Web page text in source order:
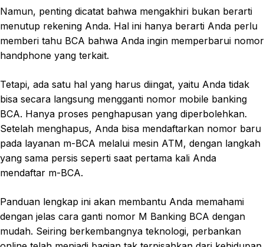
Namun, penting dicatat bahwa mengakhiri bukan berarti
menutup rekening Anda. Hal ini hanya berarti Anda perlu
memberi tahu BCA bahwa Anda ingin memperbarui nomor
handphone yang terkait.
Tetapi, ada satu hal yang harus diingat, yaitu Anda tidak
bisa secara langsung mengganti nomor mobile banking
BCA. Hanya proses penghapusan yang diperbolehkan.
Setelah menghapus, Anda bisa mendaftarkan nomor baru
pada layanan m-BCA melalui mesin ATM, dengan langkah
yang sama persis seperti saat pertama kali Anda
mendaftar m-BCA.
Panduan lengkap ini akan membantu Anda memahami
dengan jelas cara ganti nomor M Banking BCA dengan
mudah. Seiring berkembangnya teknologi, perbankan